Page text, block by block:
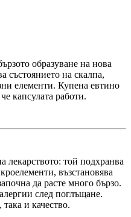
образуване на нова
състоянието на скалпа,
елементи. Купена евтино
капсулата работи.
лекарството: той подхранва
възстановява
да расте много бързо.
след поглъщане.
и качество.